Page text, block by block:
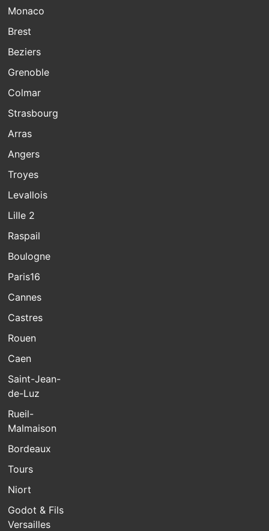
Monaco
Brest
Beziers
Grenoble
Colmar
Strasbourg
Arras
Angers
Troyes
Levallois
Lille 2
Raspail
Boulogne
Paris16
Cannes
Castres
Rouen
Caen
Saint-Jean-
de-Luz
Rueil-
Malmaison
Bordeaux
Tours
Niort
Godot & Fils
Versailles